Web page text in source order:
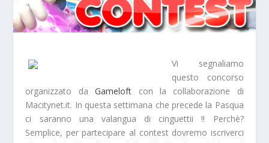
Vi segnaliamo
questo concorso
organizzato daGameloft con la collaborazione di
Macitynet.it. In questa settimana che precede la Pasqua
ci saranno una valangua di cinguettii !! Perchè?
Semplice, per partecipare al contest dovremo iscriverci